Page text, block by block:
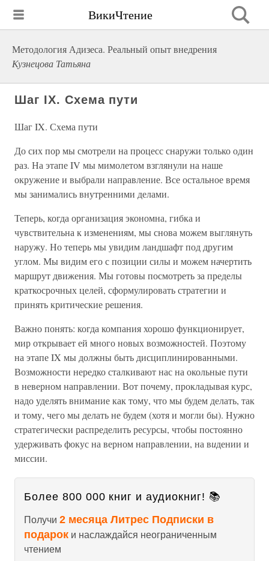
ВикиЧтение
Методология Адизеса. Реальный опыт внедрения
Кузнецова Татьяна
Шаг IX. Схема пути
Шаг IX. Схема пути
До сих пор мы смотрели на процесс снаружи только один
раз. На этапе IV мы мимолетом взглянули на наше
окружение и выбрали направление. Все остальное время
мы занимались внутренними делами.
Теперь, когда организация экономна, гибка и
чувствительна к изменениям, мы снова можем выглянуть
наружу. Но теперь мы увидим ландшафт под другим
углом. Мы видим его с позиции силы и можем начертить
маршрут движения. Мы готовы посмотреть за пределы
краткосрочных целей, сформулировать стратегии и
принять критические решения.
Важно понять: когда компания хорошо функционирует,
мир открывает ей много новых возможностей. Поэтому
на этапе IX мы должны быть дисциплинированными.
Возможности нередко сталкивают нас на окольные пути
в неверном направлении. Вот почему, прокладывая курс,
надо уделять внимание как тому, что мы будем делать, так
и тому, чего мы делать не будем (хотя и могли бы). Нужно
стратегически распределить ресурсы, чтобы постоянно
удерживать фокус на верном направлении, на видении и
миссии.
Более 800 000 книг и аудиокниг! 📚
Получи 2 месяца Литрес Подписки в
подарок и наслаждайся неограниченным
чтением